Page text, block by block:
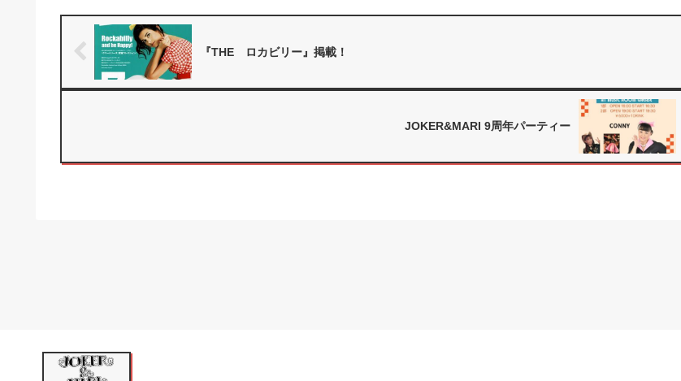
...
『THE ロカビリー』掲載！
JOKER&MARI 9周年パーティー